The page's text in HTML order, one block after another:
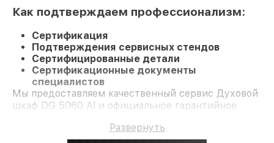
Как подтверждаем профессионализм:
Сертификация
Подтверждения сервисных стендов
Сертифицированные детали
Сертификационные документы
специалистов
Мы предоставляем качественный сервис Духовой
шкаф DG 5060 Al и официальное гарантийное
Развернуть